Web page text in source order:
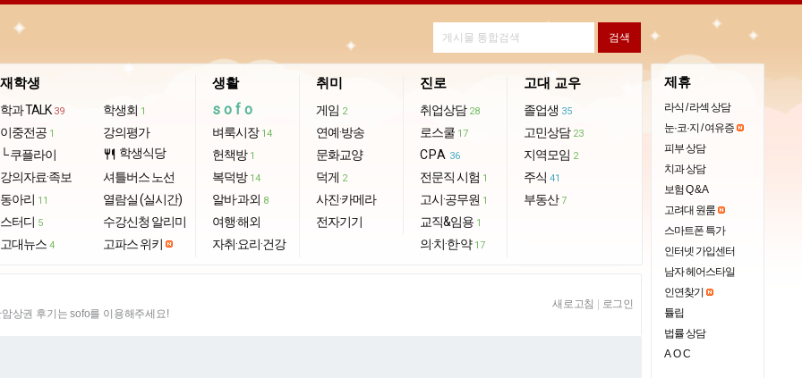
재학생
학과 TALK 39
이중전공 1
└ 쿠플라이
강의자료·족보
동아리 11
스터디 5
고대뉴스 4
학생회 1
강의평가
restaurant 학생식당
셔틀버스 노선
열람실 (실시간)
수강신청 알리미
고파스 위키
생활
sofo
벼룩시장 14
헌책방 1
복덕방 14
알바·과외 8
여행·해외
자취·요리·건강
취미
게임 2
연예·방송
문화교양
덕게 2
사진·카메라
전자기기
진로
취업상담 28
로스쿨 17
CPA 36
전문직 시험 1
고시·공무원 1
교직&임용 1
의·치·한·약 17
고대 교우
졸업생 35
고민상담 23
지역모임 2
주식 41
부동산 7
상권 후기는 sofo를 이용해주세요!
새로고침 로그인
제휴
라식 / 라섹 상담
눈·코·지 / 여유증
피부 상담
치과 상담
보험 Q & A
고려대 원룸
스마트폰 특가
인터넷 가입센터
남자 헤어스타일
인연찾기
튤립
법률 상담
AOC